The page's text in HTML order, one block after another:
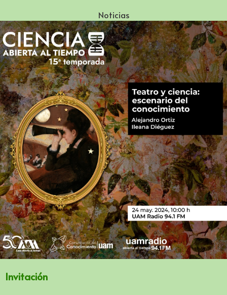
Noticias
Especialización en Literatura Mexicana del Siglo XX
Invitación